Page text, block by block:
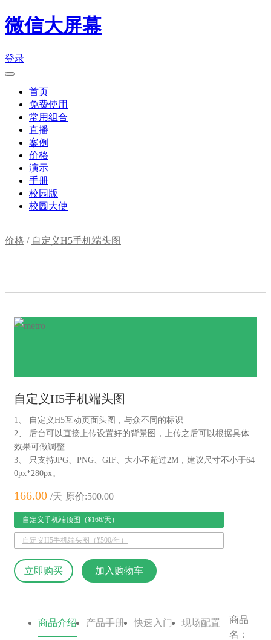
微信大屏幕
登录
首页
免费使用
常用组合
直播
案例
价格
演示
手册
校园版
校园大使
价格 / 自定义H5手机端头图
自定义H5手机端头图
1、 自定义H5互动页面头图，与众不同的标识
2、 后台可以直接上传设置好的背景图，上传之后可以根据具体
效果可做调整
3、 只支持JPG、PNG、GIF、大小不超过2M，建议尺寸不小于64
0px*280px。
166.00 /天 原价:500.00
自定义手机端顶图（¥166/天）
自定义H5手机端头图（¥500/年）
立即购买 加入购物车
商品介绍 产品手册 快速入门 现场配置
商品
名：